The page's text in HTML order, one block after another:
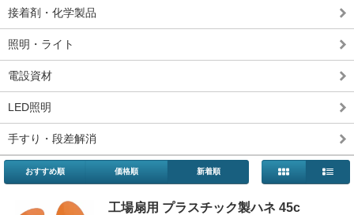
接着剤・化学製品
照明・ライト
電設資材
LED照明
手すり・段差解消
おすすめ順 価格順 新着順
工場扇用 プラスチック製ハネ 45c